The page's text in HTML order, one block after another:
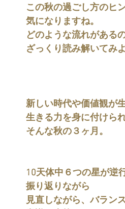
この秋の過ごし方のヒ
気になりますね。
どのような流れがある
ざっくり読み解いてみ
新しい時代や価値観が
生きる力を身に付けら
そんな秋の３ヶ月。
10天体中６つの星が逆
振り返りながら
見直しながら、バラン